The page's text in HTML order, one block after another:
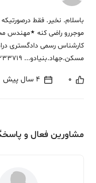
باسلام. نخیر. فقط درصورتیکه
موجررو راضی کنه ٭مهندس
کارشناس رسمی دادگستری
مسکن.جهاد.بنیادو... 09395233719
0 4 سال پیش
مشاورین فعال و